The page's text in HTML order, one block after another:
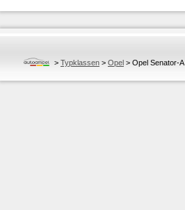
> Typklassen > Opel > Opel Senator-A